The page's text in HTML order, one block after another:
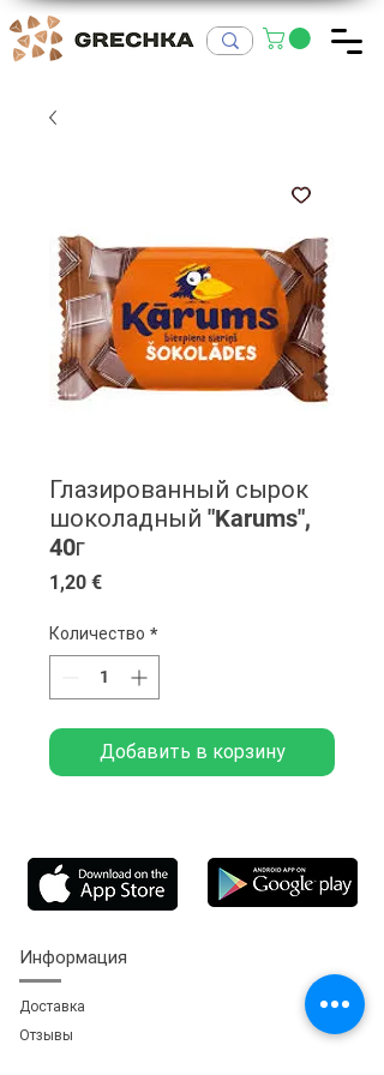
Глазированный сырок
шоколадный "Karums",
40г
1,20 €Цена
Количество *
Добавить в корзину
Информация
Доставка
Отзывы